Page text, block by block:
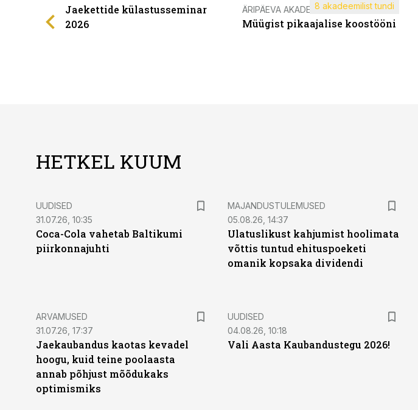
Jaekettide külastusseminar
2026
ÄRIPÄEVA AKADEEMIA
Müügist pikaajalise koostööni
8 akadeemilist tundi
HETKEL KUUM
UUDISED
31.07.26, 10:35
Coca-Cola vahetab Baltikumi
piirkonnajuhti
MAJANDUSTULEMUSED
05.08.26, 14:37
Ulatuslikust kahjumist hoolimata
võttis tuntud ehituspoeketi
omanik kopsaka dividendi
ARVAMUSED
31.07.26, 17:37
Jaekaubandus kaotas kevadel
hoogu, kuid teine poolaasta
annab põhjust mõõdukaks
optimismiks
UUDISED
04.08.26, 10:18
Vali Aasta Kaubandustegu 2026!